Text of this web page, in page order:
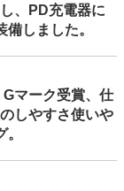
、PD充電器に
しました。
マーク受賞、仕
しやすさ使いや